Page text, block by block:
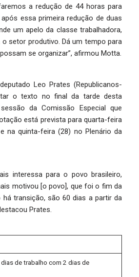
a redução de 44 horas para
essa primeira redução de duas
um apelo da classe trabalhadora,
setor produtivo. Dá um tempo para
se organizar”, afirmou Motta.
Leo Prates (Republicanos-
o texto no final da tarde desta
da Comissão Especial que
está prevista para quarta-feira
na quinta-feira (28) no Plenário da
interessa para o povo brasileiro,
motivou [o povo], que foi o fim da
há transição, são 60 dias a partir da
Prates.
de trabalho com 2 dias de